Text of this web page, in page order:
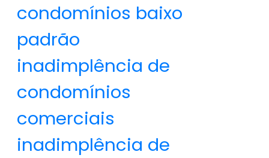
condomínios baixo
padrão
inadimplência de
condomínios
comerciais
inadimplência de